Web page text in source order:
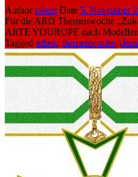
Authorrobert Date 5. November
Für die ARD Themenwoche
ARTE YOUROPE nach
Tagged arbeit, themenwoche,